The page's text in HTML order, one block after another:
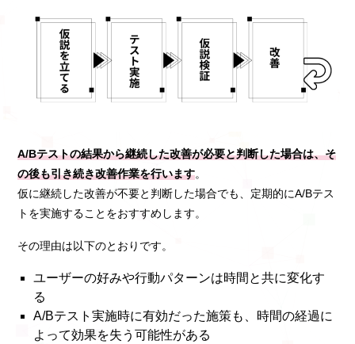
A/Bテストの結果から継続した改善が必要と判断した場合は、そ
の後も引き続き改善作業を行います。
仮に継続した改善が不要と判断した場合でも、定期的にA/Bテス
トを実施することをおすすめします。
その理由は以下のとおりです。
ユーザーの好みや行動パターンは時間と共に変化す
る
A/Bテスト実施時に有効だった施策も、時間の経過に
よって効果を失う可能性がある